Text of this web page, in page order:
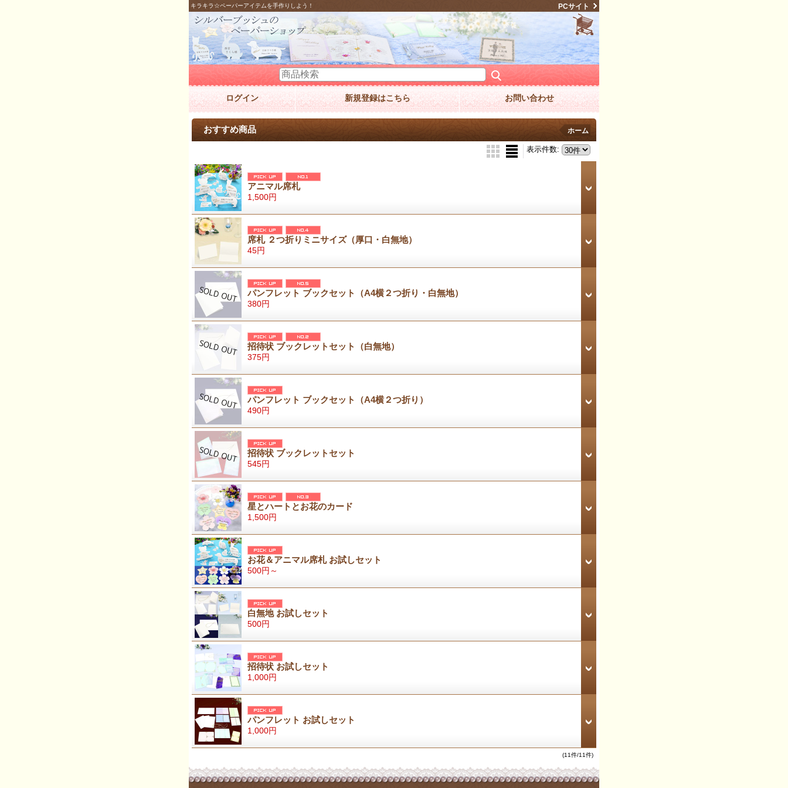
キラキラ☆ペーパーアイテムを手作りしよう！ PCサイト
ログイン 新規登録はこちら お問い合わせ
おすすめ商品 ホーム
表示件数:
アニマル席札
1,500円
席札 ２つ折りミニサイズ（厚口・白無地）
45円
パンフレット ブックセット（A4横２つ折り・白無地）
380円
招待状 ブックレットセット（白無地）
375円
パンフレット ブックセット（A4横２つ折り）
490円
招待状 ブックレットセット
545円
星とハートとお花のカード
1,500円
お花＆アニマル席札 お試しセット
500円～
白無地 お試しセット
500円
招待状 お試しセット
1,000円
パンフレット お試しセット
1,000円
(11件/11件)